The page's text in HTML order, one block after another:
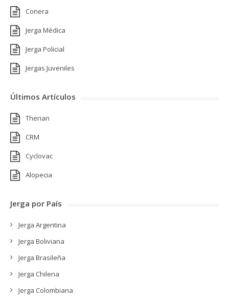
Conera
Jerga Médica
Jerga Policial
Jergas Juveniles
Últimos Artículos
Therian
CRM
Cyclovac
Alopecia
Jerga por País
Jerga Argentina
Jerga Boliviana
Jerga Brasileña
Jerga Chilena
Jerga Colombiana